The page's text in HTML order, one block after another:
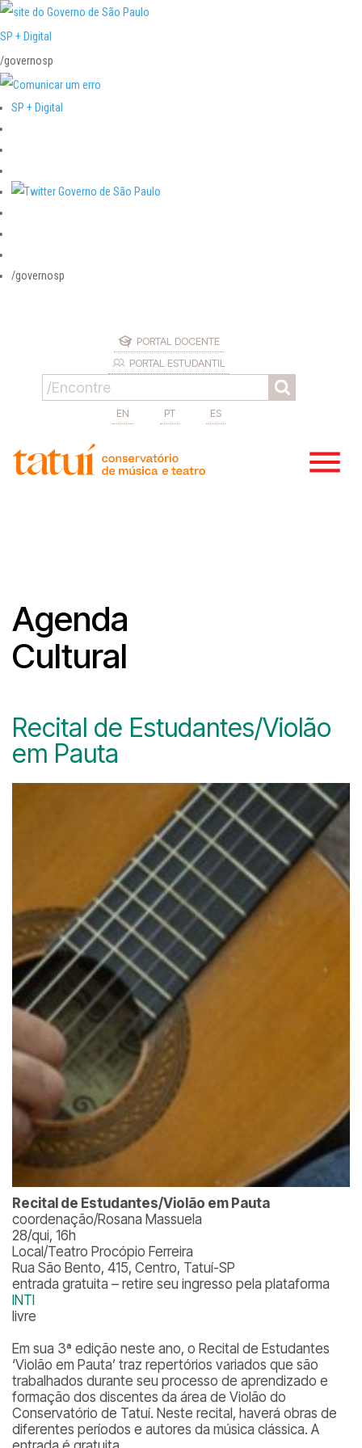
SP + Digital
/governosp
SP + Digital
/governosp
PORTAL DOCENTE
PORTAL ESTUDANTIL
EN PT ES
Agenda
Cultural
Recital de Estudantes/Violão
em Pauta
Recital de Estudantes/Violão em Pauta
coordenação/Rosana Massuela
28/qui, 16h
Local/Teatro Procópio Ferreira
Rua São Bento, 415, Centro, Tatuí-SP
entrada gratuita – retire seu ingresso pela plataforma
INTI
livre
Em sua 3ª edição neste ano, o Recital de Estudantes
‘Violão em Pauta’ traz repertórios variados que são
trabalhados durante seu processo de aprendizado e
formação dos discentes da área de Violão do
Conservatório de Tatuí. Neste recital, haverá obras de
diferentes períodos e autores da música clássica. A